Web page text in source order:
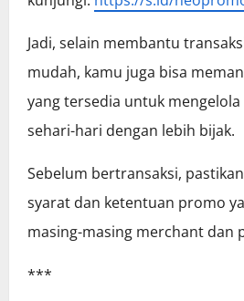
Jadi, selain membantu
mudah, kamu juga bisa
yang tersedia untuk
sehari-hari dengan lebih bijak.
Sebelum bertransaksi,
syarat dan ketentuan promo
masing-masing merchant dan
***